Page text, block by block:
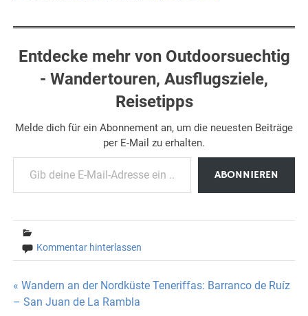
Entdecke mehr von Outdoorsuechtig
- Wandertouren, Ausflugsziele,
Reisetipps
Melde dich für ein Abonnement an, um die neuesten Beiträge
per E-Mail zu erhalten.
Gib deine E-Mail-Adresse ein ...
ABONNIEREN
Kommentar hinterlassen
Beitragsnavigation
« Wandern an der Nordküste Teneriffas: Barranco de Ruíz
– San Juan de La Rambla